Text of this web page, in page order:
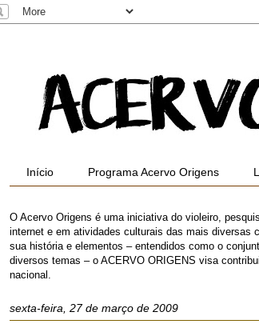
Início Programa Acervo Origens
O Acervo Origens é uma iniciativa do violeiro,
internet e em atividades culturais das mais diversas
sua história e elementos – entendidos como o
diversos temas – o ACERVO ORIGENS visa
nacional.
sexta-feira, 27 de março de 2009